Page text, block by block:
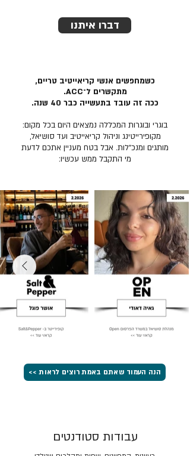
דברו איתנו
כשמחפשים אנשי קריאייטיב טריים,
מתקשרים ל־ACC.
ככה זה עובד בתעשייה כבר 40 שנה.
בוגרי ובוגרות המכללה נמצאים היום בכל מקום:
מקופירייטינג וניהול קריאייטיב ועד סושיאל,
מותגים ומנכ״לות. אבל בטח מעניין אתכם לדעת
מי התקבל ממש עכשיו:
הנה העמוד שאתם באמת רוצים לראות >>
עבודות סטודנטים